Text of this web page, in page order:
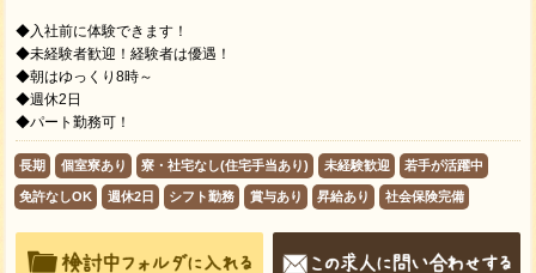
◆入社前に体験できます！
◆未経験者歓迎！経験者は優遇！
◆朝はゆっくり8時～
◆週休2日
◆パート勤務可！
長期 個室寮あり 寮・社宅なし(住宅手当あり) 未経験歓迎 若手が活躍中
免許なしOK 週休2日 シフト勤務 賞与あり 昇給あり 社会保険完備